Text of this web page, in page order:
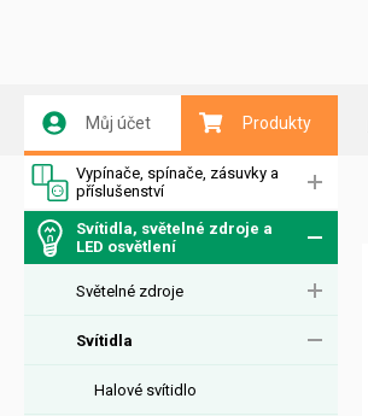
Můj účet Produkty
Vypínače, spínače, zásuvky a
příslušenství
Svítidla, světelné zdroje a
LED osvětlení
Světelné zdroje
Svítidla
Halové svítidlo